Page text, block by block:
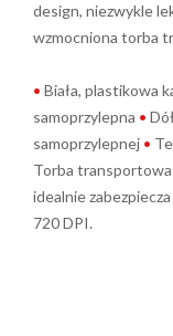
design, niezwykle
wzmocniona torba
• Biała, plastikowa
samoprzylepna •
samoprzylepnej •
Torba
idealnie
720 DPI.